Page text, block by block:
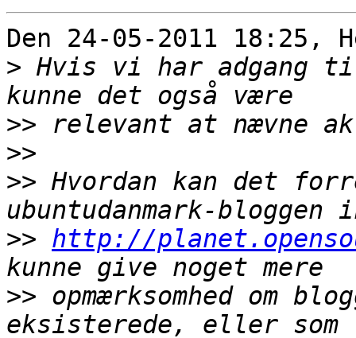
Den 24-05-2011 18:25,
> Hvis vi har adgang
>>
>>
>> Hvordan kan det
>> http://
>> opmærksomhed om